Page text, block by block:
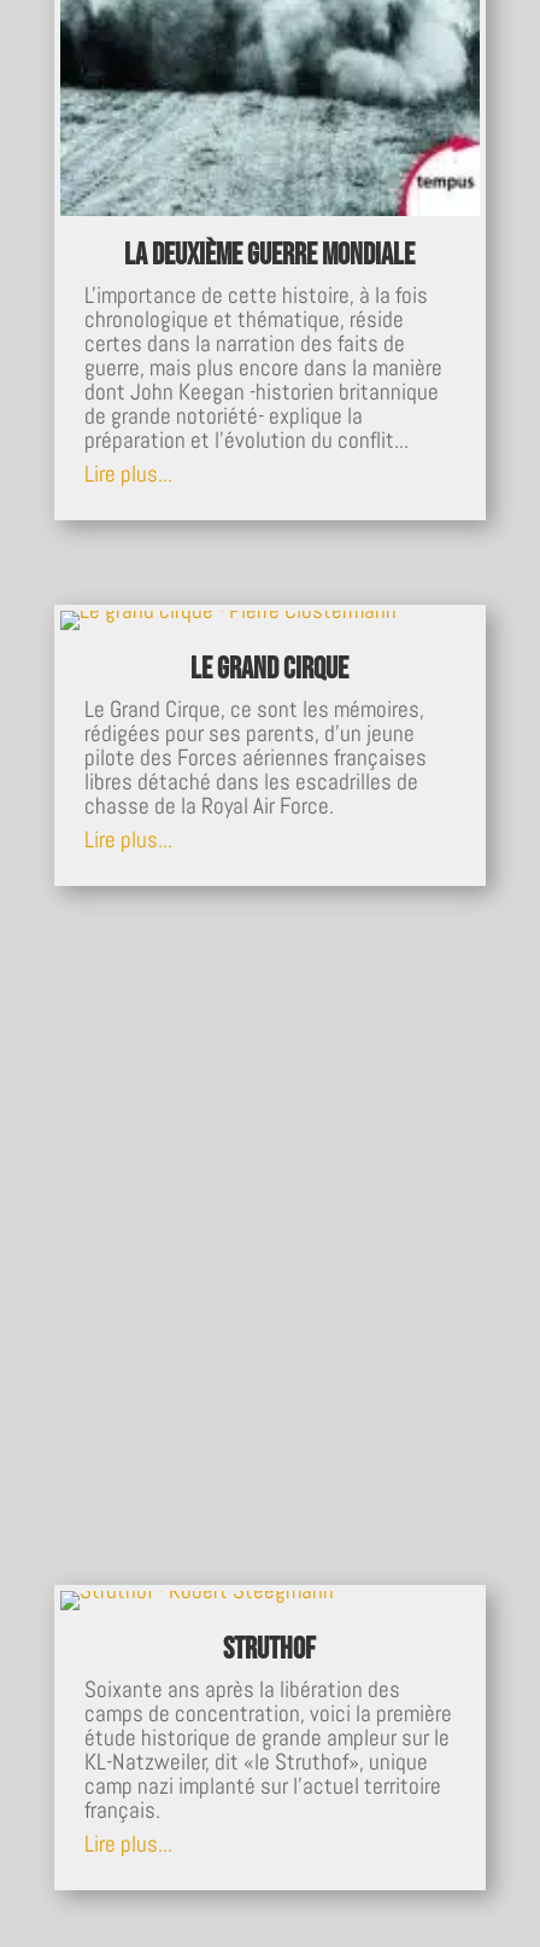
La deuxième guerre mondiale
L'importance de cette histoire, à la fois
chronologique et thématique, réside
certes dans la narration des faits de
guerre, mais plus encore dans la manière
dont John Keegan -historien britannique
de grande notoriété- explique la
préparation et l'évolution du conflit...
Lire plus...
Le grand cirque
Le Grand Cirque, ce sont les mémoires,
rédigées pour ses parents, d'un jeune
pilote des Forces aériennes françaises
libres détaché dans les escadrilles de
chasse de la Royal Air Force.
Lire plus...
Struthof
Soixante ans après la libération des
camps de concentration, voici la première
étude historique de grande ampleur sur le
KL-Natzweiler, dit «le Struthof», unique
camp nazi implanté sur l'actuel territoire
français.
Lire plus...